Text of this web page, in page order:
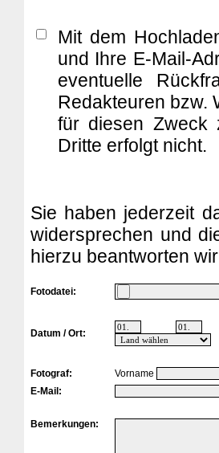
Mit dem
und Ihre E-Mail-
eventuelle
Redakteuren bzw.
für diesen Zweck
Dritte erfolgt nicht.
Sie haben jederzeit
widersprechen und
hierzu beantworten
Fotodatei:
Datum / Ort:
Fotograf:
Vorname
E-Mail:
Bemerkungen: